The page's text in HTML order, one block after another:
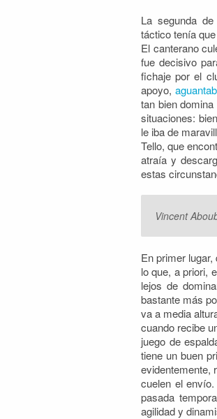
La segunda
táctico tenía
El canterano
fue decisivo
fichaje por el
apoyo,
tan bien
situaciones:
le iba de
Tello, que
atraía y
estas
Vincent
En primer
lo que, a priori,
lejos de
bastante más
va a media
cuando recibe
juego de
tiene un buen
evidentemente,
cuelen el
pasada
agilidad y